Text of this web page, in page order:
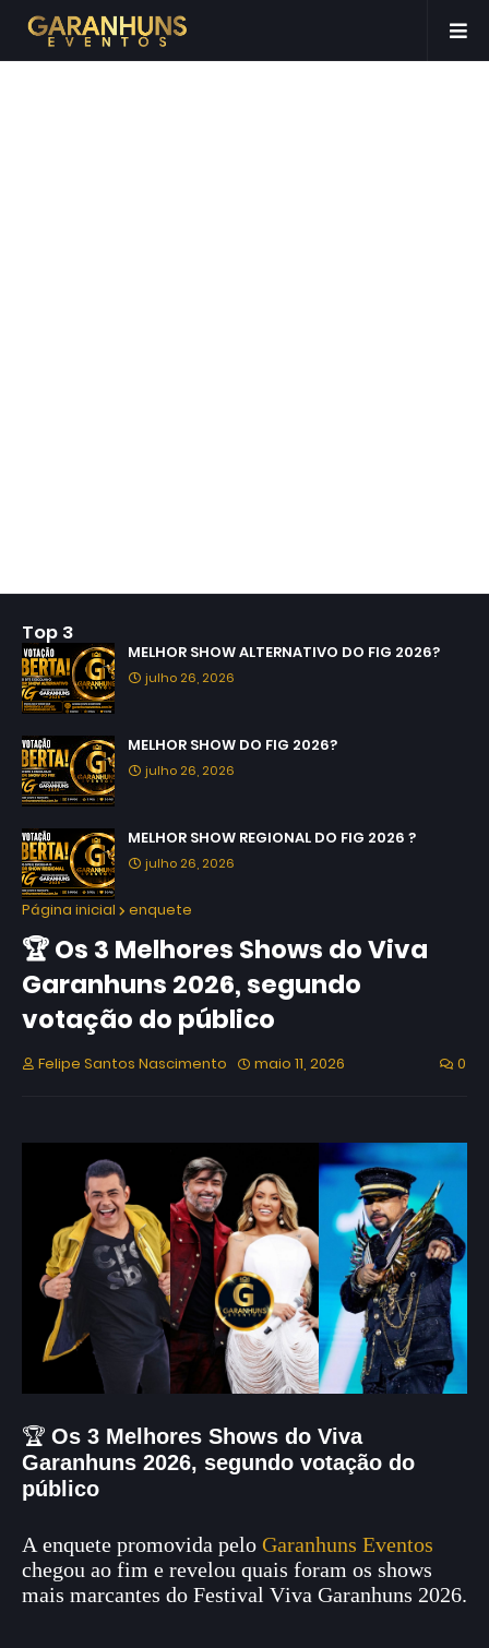
Top 3
MELHOR SHOW ALTERNATIVO DO FIG 2026?
julho 26, 2026
MELHOR SHOW DO FIG 2026?
julho 26, 2026
MELHOR SHOW REGIONAL DO FIG 2026 ?
julho 26, 2026
Página inicial enquete
🏆 Os 3 Melhores Shows do Viva
Garanhuns 2026, segundo
votação do público
Felipe Santos Nascimento maio 11, 2026 0
🏆 Os 3 Melhores Shows do Viva
Garanhuns 2026, segundo votação do
público
A enquete promovida pelo Garanhuns Eventos
chegou ao fim e revelou quais foram os shows
mais marcantes do Festival Viva Garanhuns 2026.